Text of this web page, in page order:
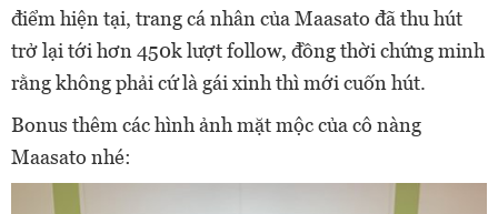
điểm hiện tại, trang cá nhân của Maasato đã thu hút
trở lại tới hơn 450k lượt follow, đồng thời chứng minh
rằng không phải cứ là gái xinh thì mới cuốn hút.
Bonus thêm các hình ảnh mặt mộc của cô nàng
Maasato nhé: